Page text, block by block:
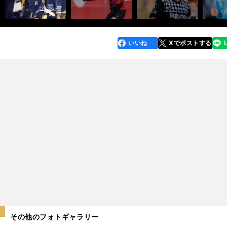
faceboo
k
いいね Xでポストする
line
その他のフォトギャラリー